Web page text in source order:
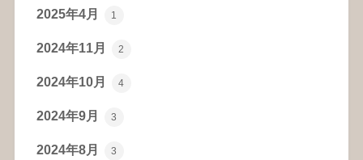
2025年4月 1
2024年11月 2
2024年10月 4
2024年9月 3
2024年8月 3